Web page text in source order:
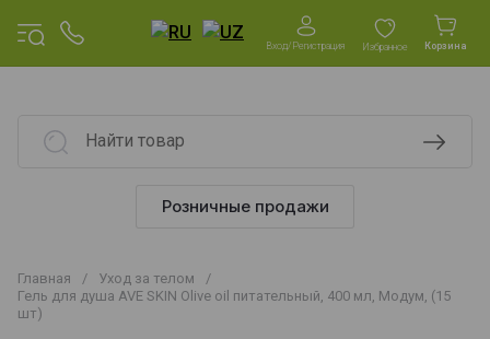
Вход/Регистрация Избранное Корзина
Розничные продажи
Главная / Уход за телом
/
Гель для душа AVE SKIN Olive oil питательный, 400 мл, Модум, (15
шт)